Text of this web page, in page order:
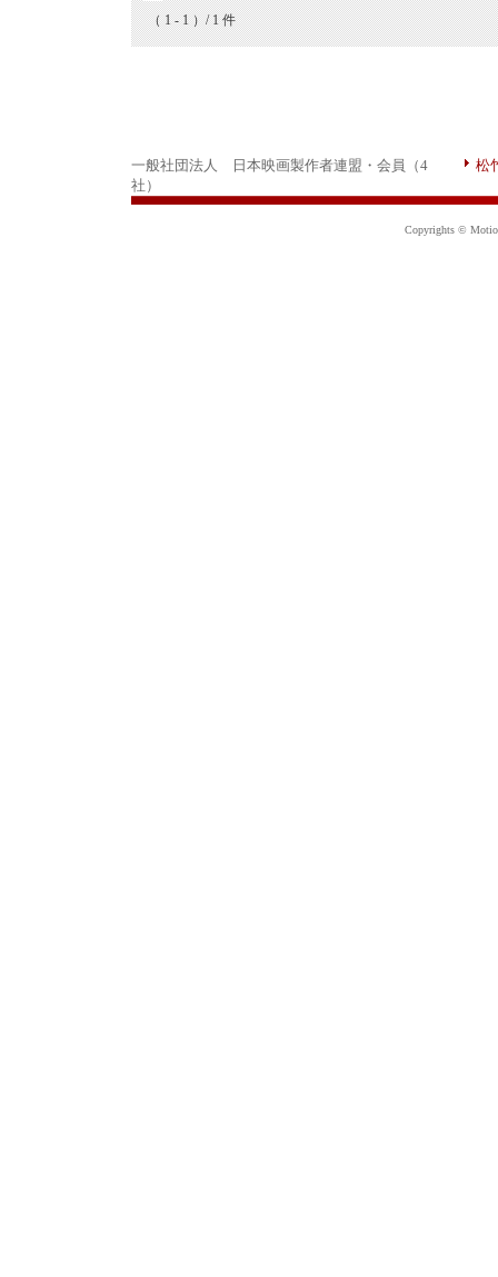
（ 1 - 1 ）/ 1 件
一般社団法人 日本映画製作者連盟・会員（4
社）
松
Copyrights ©